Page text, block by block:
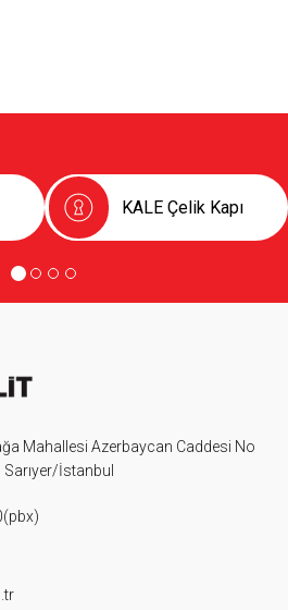
KALE Çelik Kapı
Mahallesi Azerbaycan Caddesi No
İstanbul
(pbx)